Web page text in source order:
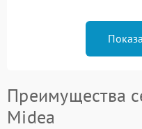
Преимущества
Midea